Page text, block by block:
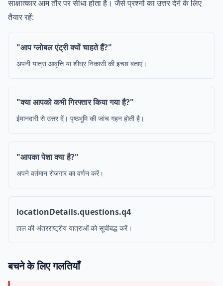
साक्षात्कार आम तौर पर सीधा होता है। जैसे प्रश्नों का उत्तर देने के लिए
तैयार रहें:
"आप ग्लोबल एंट्री क्यों चाहते हैं?"
अपनी यात्रा आवृत्ति या शीघ्र निकासी की इच्छा बताएं।
"क्या आपको कभी गिरफ्तार किया गया है?"
ईमानदारी से उत्तर दें। पृष्ठभूमि की जांच गहन होती है।
"आपका पेशा क्या है?"
अपने वर्तमान रोजगार का वर्णन करें।
locationDetails.questions.q4
हाल की अंतरराष्ट्रीय यात्राओं को सूचीबद्ध करें।
बचने के लिए गलतियाँ